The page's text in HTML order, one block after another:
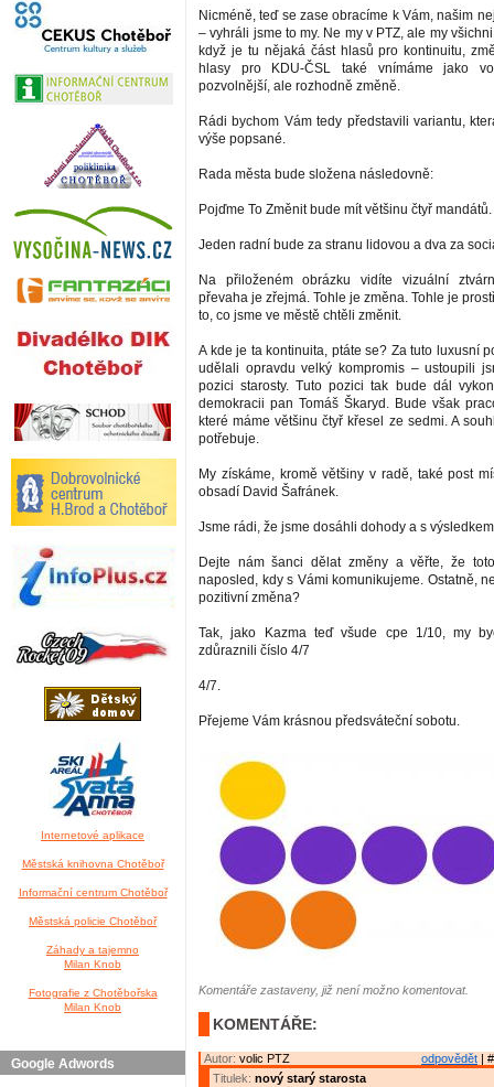
Internetové aplikace
Městská knihovna Chotěboř
Informační centrum Chotěboř
Městská policie Chotěboř
Záhady a tajemno
Milan Knob
Fotografie z Chotěbořska
Milan Knob
Google Adwords
Nicméně, teď se zase obracíme k Vám, našim
– vyhráli jsme to my. Ne my v PTZ, ale my
když je tu nějaká část hlasů pro kontinuitu,
hlasy pro KDU-ČSL také vnímáme jako
pozvolnější, ale rozhodně změně.
Rádi bychom Vám tedy představili variantu,
výše popsané.
Rada města bude složena následovně:
Pojďme To Změnit bude mít většinu čtyř mandátů.
Jeden radní bude za stranu lidovou a dva za
Na přiloženém obrázku vidíte vizuální
převaha je zřejmá. Tohle je změna. Tohle je
to, co jsme ve městě chtěli změnit.
A kde je ta kontinuita, ptáte se? Za tuto luxusní
udělali opravdu velký kompromis – ustoupili
pozici starosty. Tuto pozici tak bude dál
demokracii pan Tomáš Škaryd. Bude však
které máme většinu čtyř křesel ze sedmi. A
potřebuje.
My získáme, kromě většiny v radě, také post
obsadí David Šafránek.
Jsme rádi, že jsme dosáhli dohody a s
Dejte nám šanci dělat změny a věřte, že
naposled, kdy s Vámi komunikujeme. Ostatně,
pozitivní změna?
Tak, jako Kazma teď všude cpe 1/10, my
zdůraznili číslo 4/7
4/7.
Přejeme Vám krásnou předsváteční sobotu.
Komentáře zastaveny, již není možno komentovat.
KOMENTÁŘE:
odpovědět |
Autor: volic PTZ
Titulek: nový starý starosta